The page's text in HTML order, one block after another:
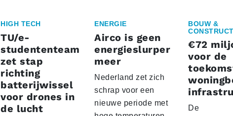
HIGH TECH
TU/e-
studententeam
zet stap
richting
batterijwissel
voor drones in
de lucht
ENERGIE
Airco is geen
energieslurper
meer
Nederland zet zich
schrap voor een
nieuwe periode met
BOUW &
€72
voor de
De